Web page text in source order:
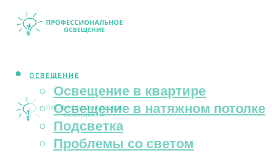
ОСВЕЩЕНИЕ
Освещение в квартире
Освещение в натяжном потолке
Подсветка
Проблемы со светом